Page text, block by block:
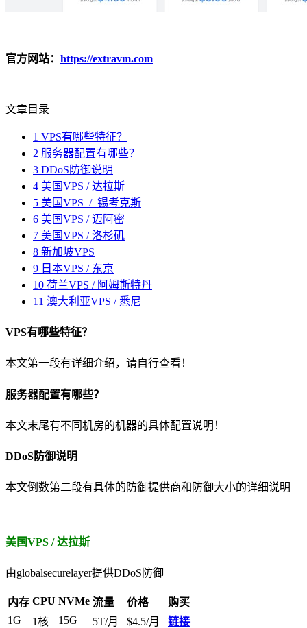
官方网站： https://extravm.com
文章目录
1 VPS有哪些特征？
2 服务器配置有哪些？
3 DDoS防御说明
4 美国VPS / 达拉斯
5 美国VPS / 锡考克斯
6 美国VPS / 迈阿密
7 美国VPS / 洛杉矶
8 新加坡VPS
9 日本VPS / 东京
10 荷兰VPS / 阿姆斯特丹
11 澳大利亚VPS / 悉尼
VPS有哪些特征？
本文第一段有详细介绍，请自行查看！
服务器配置有哪些？
本文末尾有不同机房的机器的具体配置说明！
DDoS防御说明
本文倒数第二段有具体的防御提供商和防御大小的详细说明
美国VPS / 达拉斯
由globalsecurelayer提供DDoS防御
内存 CPU NVMe 流量 价格
购买
1G
1核 15G 5T/月 $4.5/月
链接